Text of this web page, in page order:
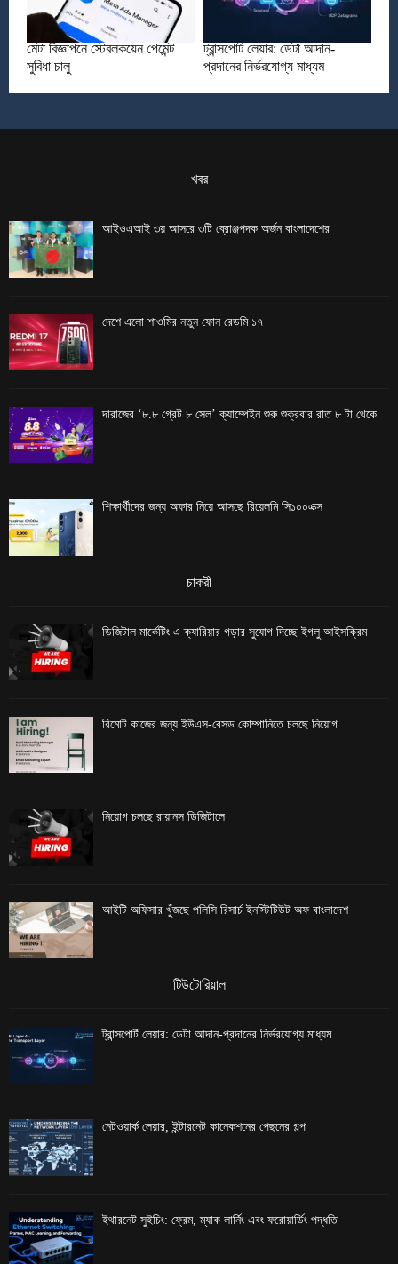
মেটা বিজ্ঞাপনে স্টেবলকয়েন পেমেন্ট
সুবিধা চালু
ট্রান্সপোর্ট লেয়ার: ডেটা আদান-
প্রদানের নির্ভরযোগ্য মাধ্যম
খবর
আইওএআই ৩য় আসরে ৩টি ব্রোঞ্জপদক অর্জন বাংলাদেশের
দেশে এলো শাওমির নতুন ফোন রেডমি ১৭
দারাজের ‘৮.৮ গ্রেট ৮ সেল’ ক্যাম্পেইন শুরু শুক্রবার রাত ৮ টা থেকে
শিক্ষার্থীদের জন্য অফার নিয়ে আসছে রিয়েলমি সি১০০এক্স
চাকরী
ডিজিটাল মার্কেটিং এ ক্যারিয়ার গড়ার সুযোগ দিচ্ছে ইগলু আইসক্রিম
রিমোট কাজের জন্য ইউএস-বেসড কোম্পানিতে চলছে নিয়োগ
নিয়োগ চলছে রায়ানস ডিজিটালে
আইটি অফিসার খুঁজছে পলিসি রিসার্চ ইনস্টিটিউট অফ বাংলাদেশ
টিউটোরিয়াল
ট্রান্সপোর্ট লেয়ার: ডেটা আদান-প্রদানের নির্ভরযোগ্য মাধ্যম
নেটওয়ার্ক লেয়ার, ইন্টারনেট কানেকশনের পেছনের গল্প
ইথারনেট সুইচিং: ফ্রেম, ম্যাক লার্নিং এবং ফরোয়ার্ডিং পদ্ধতি